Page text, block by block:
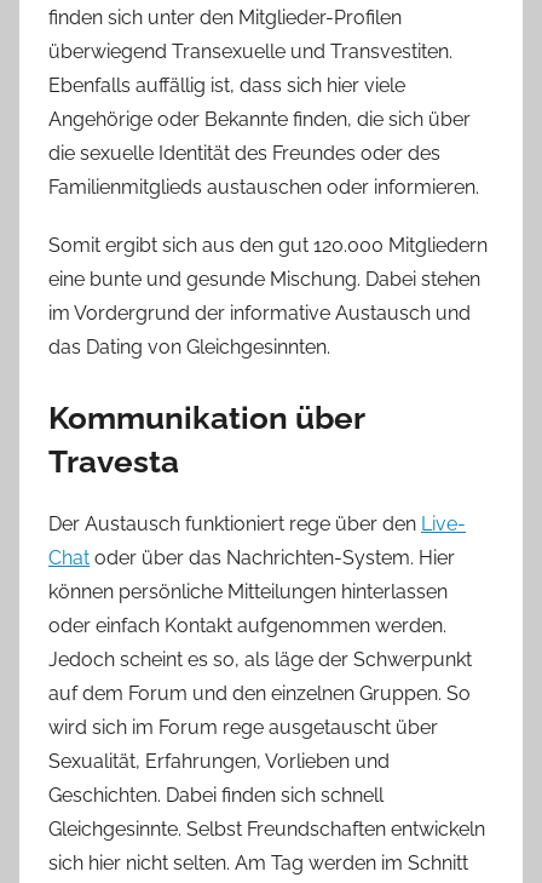
finden sich unter den Mitglieder-Profilen
überwiegend Transexuelle und Transvestiten.
Ebenfalls auffällig ist, dass sich hier viele
Angehörige oder Bekannte finden, die sich über
die sexuelle Identität des Freundes oder des
Familienmitglieds austauschen oder informieren.
Somit ergibt sich aus den gut 120.000 Mitgliedern
eine bunte und gesunde Mischung. Dabei stehen
im Vordergrund der informative Austausch und
das Dating von Gleichgesinnten.
Kommunikation über
Travesta
Der Austausch funktioniert rege über den Live-
Chat oder über das Nachrichten-System. Hier
können persönliche Mitteilungen hinterlassen
oder einfach Kontakt aufgenommen werden.
Jedoch scheint es so, als läge der Schwerpunkt
auf dem Forum und den einzelnen Gruppen. So
wird sich im Forum rege ausgetauscht über
Sexualität, Erfahrungen, Vorlieben und
Geschichten. Dabei finden sich schnell
Gleichgesinnte. Selbst Freundschaften entwickeln
sich hier nicht selten. Am Tag werden im Schnitt